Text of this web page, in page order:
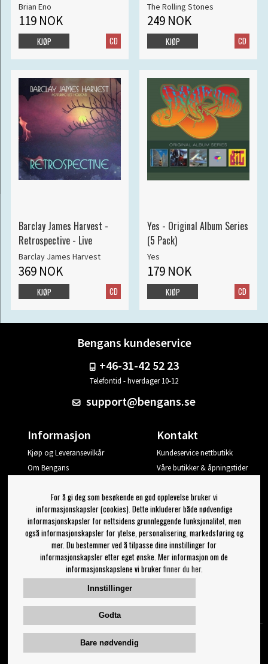
Brian Eno
119 NOK
CD
KJØP
The Rolling Stones
249 NOK
CD
KJØP
Barclay James Harvest -
Retrospective - Live
Barclay James Harvest
369 NOK
CD
KJØP
Yes - Original Album Series
(5 Pack)
Yes
179 NOK
CD
KJØP
Bengans kundeservice
+46-31-42 52 23
Telefontid - hverdager 10-12
support@bengans.se
Informasjon
Kjøp og Leveransevilkår
Om Bengans
Kontakt
Kundeservice nettbutikk
Våre butikker & åpningstider
Logg ut
Jeg vil ha tips fra Bengans
OK
Innstillinger for nyhetsbrev
Følg oss på:
For å gi deg som besøkende en god opplevelse bruker vi
informasjonskapsler (cookies). Dette inkluderer både nødvendige
informasjonskapsler for nettsidens grunnleggende funksjonalitet, men
også informasjonskapsler for ytelse, personalisering, markedsføring og
mer. Du bestemmer ved å tilpasse dine innstillinger for
informasjonskapsler etter eget ønske. Mer informasjon om de
informasjonskapslene vi brukerfinner du her.
Innstillinger
Godta
Bare nødvendig